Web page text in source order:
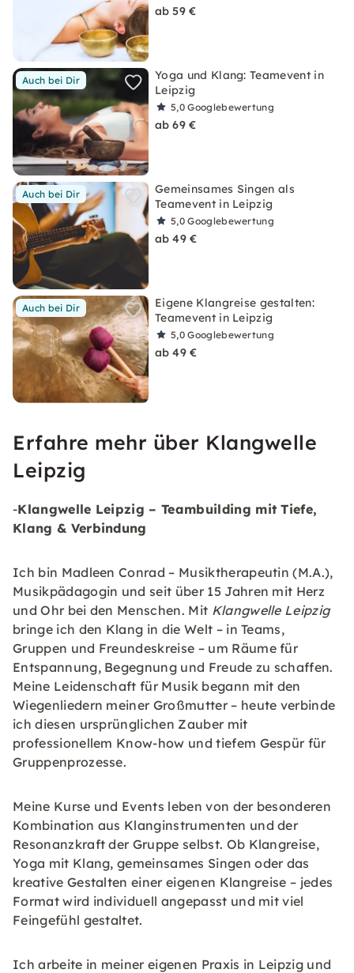
ab 59 €
Auch bei Dir
Yoga und Klang: Teamevent in
Leipzig
5,0Googlebewertung
ab 69 €
Auch bei Dir
Gemeinsames Singen als
Teamevent in Leipzig
5,0Googlebewertung
ab 49 €
Auch bei Dir
Eigene Klangreise gestalten:
Teamevent in Leipzig
5,0Googlebewertung
ab 49 €
Erfahre mehr über Klangwelle
Leipzig
-Klangwelle Leipzig – Teambuilding mit Tiefe,
Klang & Verbindung
Ich bin Madleen Conrad – Musiktherapeutin (M.A.),
Musikpädagogin und seit über 15 Jahren mit Herz
und Ohr bei den Menschen. Mit Klangwelle Leipzig
bringe ich den Klang in die Welt – in Teams,
Gruppen und Freundeskreise – um Räume für
Entspannung, Begegnung und Freude zu schaffen.
Meine Leidenschaft für Musik begann mit den
Wiegenliedern meiner Großmutter – heute verbinde
ich diesen ursprünglichen Zauber mit
professionellem Know-how und tiefem Gespür für
Gruppenprozesse.
Meine Kurse und Events leben von der besonderen
Kombination aus Klanginstrumenten und der
Resonanzkraft der Gruppe selbst. Ob Klangreise,
Yoga mit Klang, gemeinsames Singen oder das
kreative Gestalten einer eigenen Klangreise – jedes
Format wird individuell angepasst und mit viel
Feingefühl gestaltet.
Ich arbeite in meiner eigenen Praxis in Leipzig und